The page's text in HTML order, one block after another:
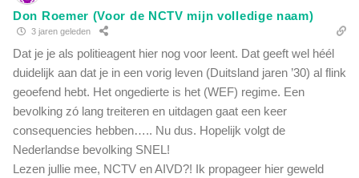
Don Roemer (Voor de NCTV mijn volledige naam)
3 jaren geleden
Dat je je als politieagent hier nog voor leent. Dat geeft wel héél
duidelijk aan dat je in een vorig leven (Duitsland jaren ’30) al flink
geoefend hebt. Het ongedierte is het (WEF) regime. Een
bevolking zó lang treiteren en uitdagen gaat een keer
consequencies hebben….. Nu dus. Hopelijk volgt de
Nederlandse bevolking SNEL!
Lezen jullie mee, NCTV en AIVD?! Ik propageer hier geweld